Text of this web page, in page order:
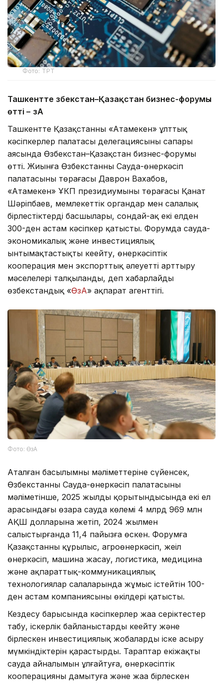
Фото: ТРТ
Ташкентте Өзбекстан–Қазақстан бизнес-форумы
өтті – ӨзА
Ташкентте Қазақстанның «Атамекен» ұлттық
кәсіпкерлер палатасы делегациясының сапары
аясында Өзбекстан–Қазақстан бизнес-форумы
өтті. Жиынға Өзбекстанның Сауда-өнеркәсіп
палатасының төрағасы Даврон Вахабов,
«Атамекен» ҰКП президиумының төрағасы Қанат
Шәріпбаев, мемлекеттік органдар мен салалық
бірлестіктердің басшылары, сондай-ақ екі елден
300-ден астам кәсіпкер қатысты. Форумда сауда-
экономикалық және инвестициялық
ынтымақтастықты кеңейту, өнеркәсіптік
кооперация мен экспорттық әлеуетті арттыру
мәселелері талқыланды, деп хабарлайды
өзбекстандық «ӨзА» ақпарат агенттігі.
Фото: ӨзА
Аталған басылымның мәліметтеріне сүйенсек,
Өзбекстанның Сауда-өнеркәсіп палатасының
мәліметінше, 2025 жылдың қорытындысында екі ел
арасындағы өзара сауда көлемі 4 млрд 969 млн
АҚШ долларына жетіп, 2024 жылмен
салыстырғанда 11,4 пайызға өскен. Форумға
Қазақстанның құрылыс, агроөнеркәсіп, жеңіл
өнеркәсіп, машина жасау, логистика, медицина
және ақпараттық-коммуникациялық
технологиялар салаларында жұмыс істейтін 100-
ден астам компаниясының өкілдері қатысты.
Кездесу барысында кәсіпкерлер жаңа серіктестер
табу, іскерлік байланыстарды кеңейту және
бірлескен инвестициялық жобаларды іске асыру
мүмкіндіктерін қарастырды. Тараптар екіжақты
сауда айналымын ұлғайтуға, өнеркәсіптік
кооперацияны дамытуға және жаңа бірлескен